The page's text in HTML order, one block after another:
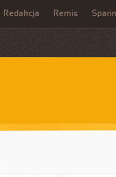
Redakcja Remis